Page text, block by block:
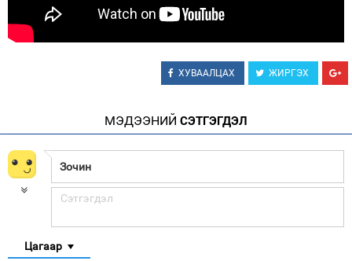
ХУВААЛЦАХ ЖИРГЭХ
МЭДЭЭНИЙ СЭТГЭГДЭЛ
Цагаар